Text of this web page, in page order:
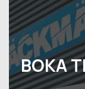
BOKA